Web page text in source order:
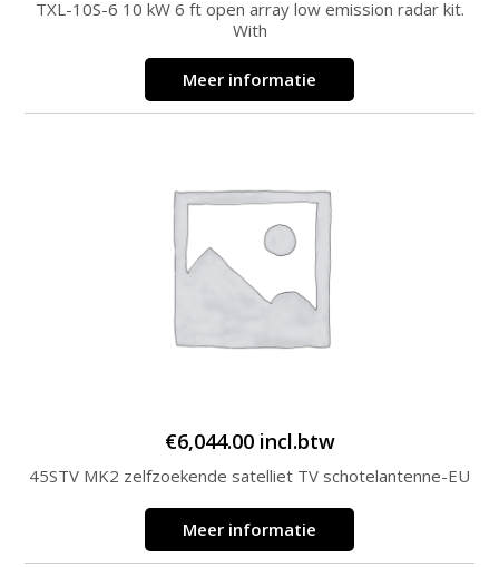
TXL-10S-6 10 kW 6 ft open array low emission radar kit.
With
Meer informatie
€6,044.00 incl.btw
45STV MK2 zelfzoekende satelliet TV schotelantenne-EU
Meer informatie